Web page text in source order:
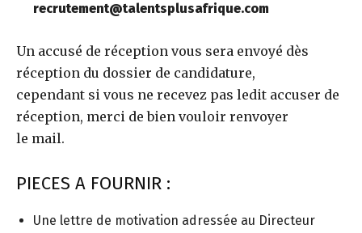
recrutement@talentsplusafrique.com
Un accusé de réception vous sera envoyé dès
réception du dossier de candidature,
cependant si vous ne recevez pas ledit accuser de
réception, merci de bien vouloir renvoyer
le mail.
PIECES A FOURNIR :
Une lettre de motivation adressée au Directeur